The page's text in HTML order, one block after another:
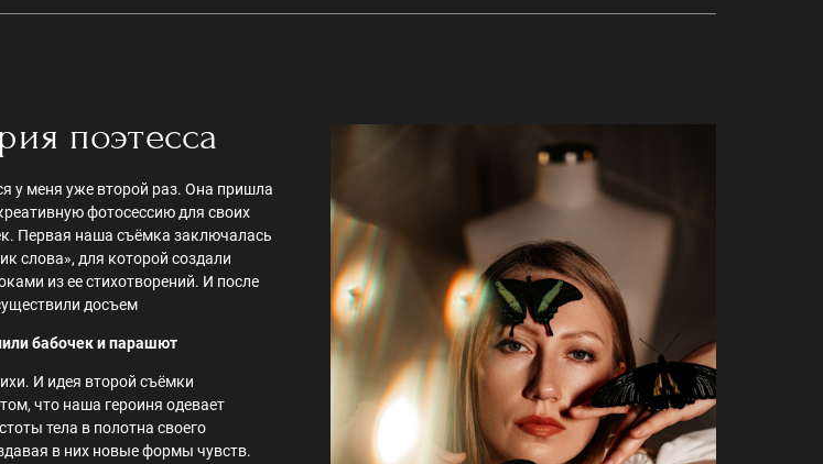
поэтесса
у меня уже второй раз. Она пришла
фотосессию для своих
Первая наша съёмка заключалась
слова», для которой создали
из ее стихотворений. И после
досъем
бабочек и парашют
И идея второй съёмки
что наша героиня одевает
тела в полотна своего
в них новые формы чувств.